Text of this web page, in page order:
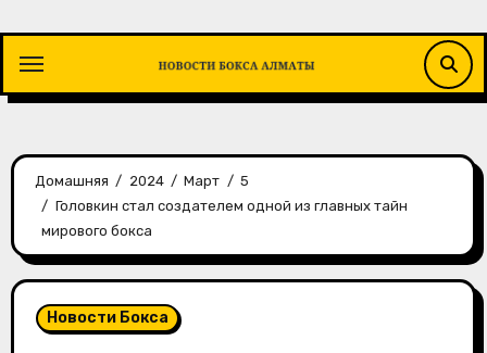
содержимому
Домашняя 2024 Март
5
Головкин стал создателем одной из главных тайн
мирового бокса
Новости Бокса